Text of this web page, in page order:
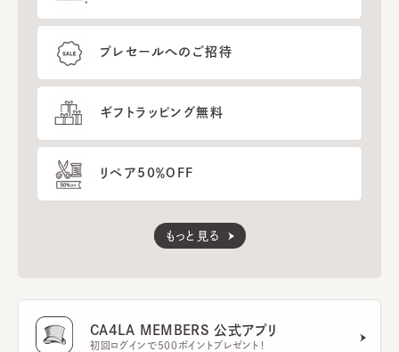
プレセールへのご招待
ギフトラッピング無料
リペア50％OFF
もっと見る
CA4LA MEMBERS 公式アプリ
初回ログインで500ポイントプレゼント！